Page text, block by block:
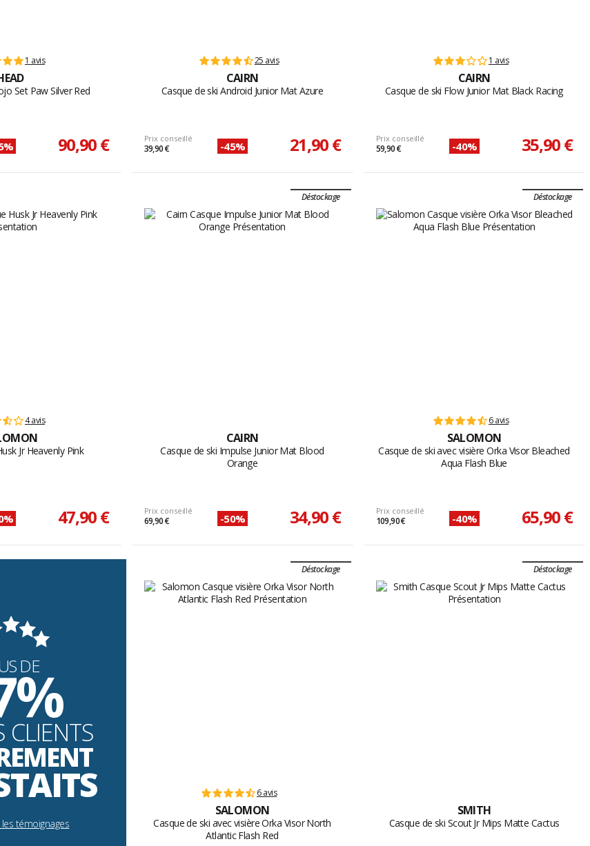
1 avis
Set Paw Silver Red
90,90 €
25 avis
CAIRN
Casque de ski Android Junior Mat Azure
Prix conseillé
39,90 € -45% 21,90 €
1 avis
CAIRN
Casque de ski Flow Junior Mat Black Racing
Prix conseillé
59,90 € -40% 35,90 €
4 avis
Jr Heavenly Pink
47,90 €
Déstockage
CAIRN
Casque de ski Impulse Junior Mat Blood
Orange
Prix conseillé
69,90 € -50% 34,90 €
Déstockage
6 avis
SALOMON
Casque de ski avec visière Orka Visor Bleached
Aqua Flash Blue
Prix conseillé
109,90 € -40% 65,90 €
DE
CLIENTS
les témoignages
Déstockage
6 avis
SALOMON
Casque de ski avec visière Orka Visor North
Atlantic Flash Red
Déstockage
SMITH
Casque de ski Scout Jr Mips Matte Cactus